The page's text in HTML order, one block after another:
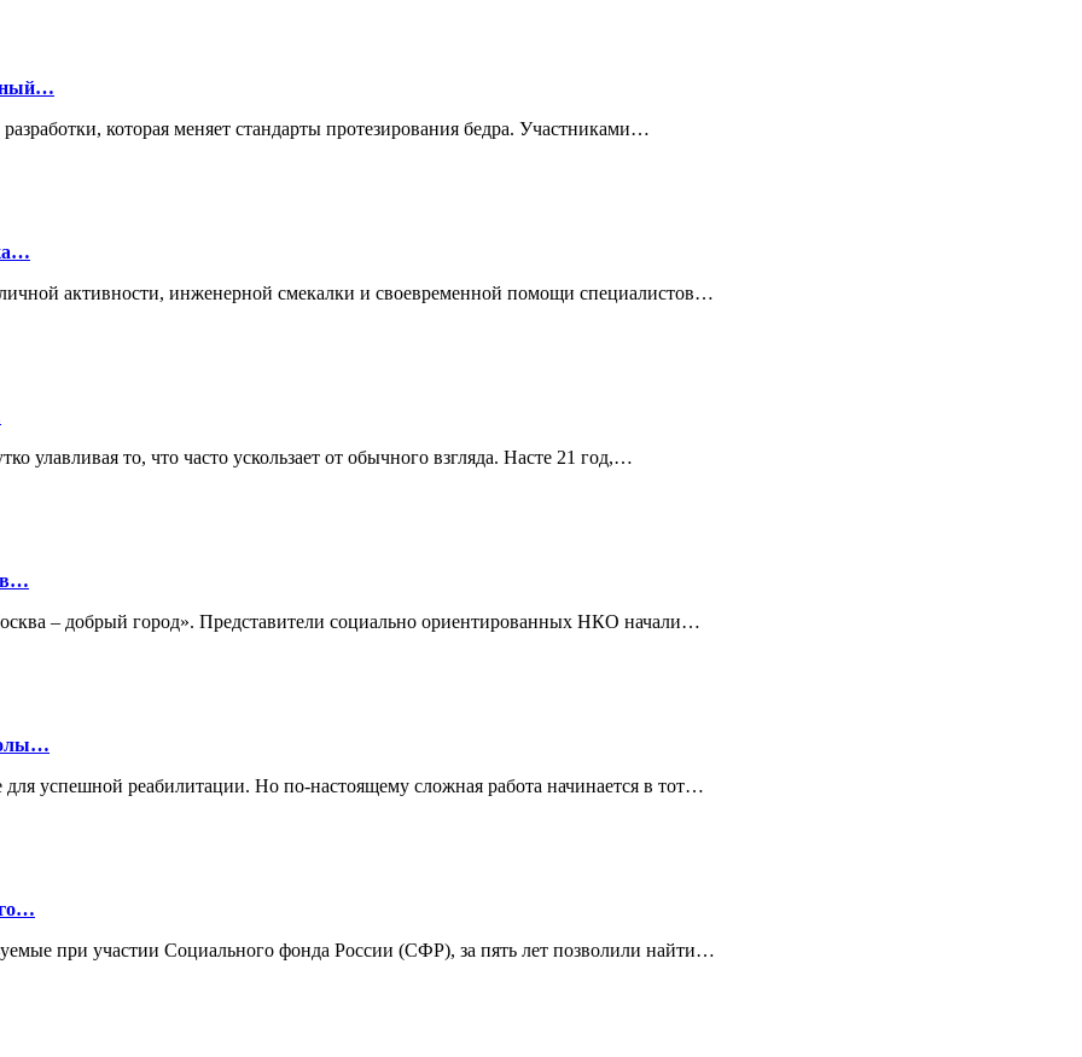
которая меняет стандарты протезирования бедра. Участниками…
активности, инженерной смекалки и своевременной помощи специалистов…
улавливая то, что часто ускользает от обычного взгляда. Насте 21 год,…
– добрый город». Представители социально ориентированных НКО начали…
успешной реабилитации. Но по-настоящему сложная работа начинается в тот…
при участии Социального фонда России (СФР), за пять лет позволили найти…